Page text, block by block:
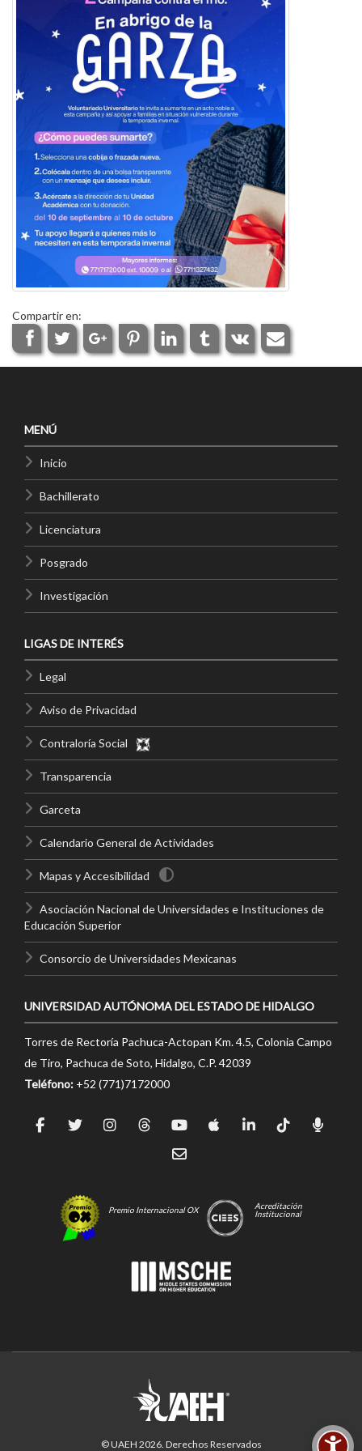
Compartir en:
MENÚ
Inicio
Bachillerato
Licenciatura
Posgrado
Investigación
LIGAS DE INTERÉS
Legal
Aviso de Privacidad
Contraloría Social
Transparencia
Garceta
Calendario General de Actividades
Mapas y Accesibilidad
Asociación Nacional de Universidades e Instituciones de
Educación Superior
Consorcio de Universidades Mexicanas
UNIVERSIDAD AUTÓNOMA DEL ESTADO DE HIDALGO
Torres de Rectoría Pachuca-Actopan Km. 4.5, Colonia Campo
de Tiro, Pachuca de Soto, Hidalgo, C.P. 42039
Teléfono: +52 (771)7172000
Premio Internacional OX
Acreditación
Institucional
© UAEH 2026. Derechos Reservados